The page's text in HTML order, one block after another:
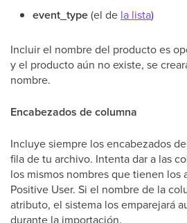
event_type(el de la lista)
Incluir el nombre del producto es
y el producto aún no existe, se
nombre.
Encabezados de columna
Incluye siempre los encabezados
fila de tu archivo. Intenta dar a las
los mismos nombres que tienen los
Positive User. Si el nombre de la
atributo, el sistema los emparejará
durante la importación.